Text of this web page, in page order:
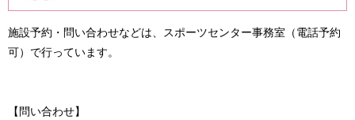
施設予約・問い合わせなどは、スポーツセンター事務室（電話予約
可）で行っています。
【問い合わせ】